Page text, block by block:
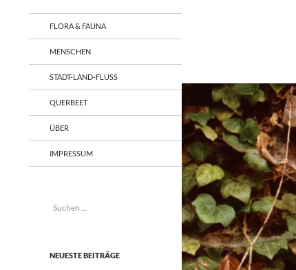
FLORA & FAUNA
MENSCHEN
STADT-LAND-FLUSS
QUERBEET
ÜBER
IMPRESSUM
Suchen
NEUESTE BEITRÄGE